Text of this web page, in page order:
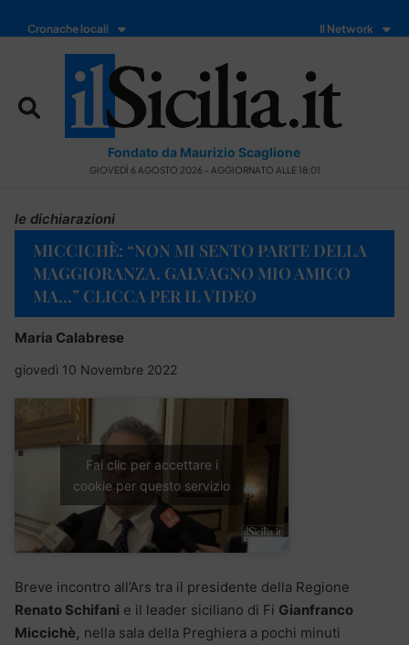
Cronache locali Il Network
Fondato da Maurizio Scaglione
GIOVEDÌ 6 AGOSTO 2026 - AGGIORNATO ALLE 18:01
le dichiarazioni
MICCICHÈ: “NON MI SENTO PARTE DELLA
MAGGIORANZA. GALVAGNO MIO AMICO
MA…” CLICCA PER IL VIDEO
Maria Calabrese
giovedì 10 Novembre 2022
Fai clic per accettare i
cookie per questo servizio
Breve incontro all’Ars tra il presidente della Regione
Renato Schifani e il leader siciliano di Fi Gianfranco
Miccichè, nella sala della Preghiera a pochi minuti